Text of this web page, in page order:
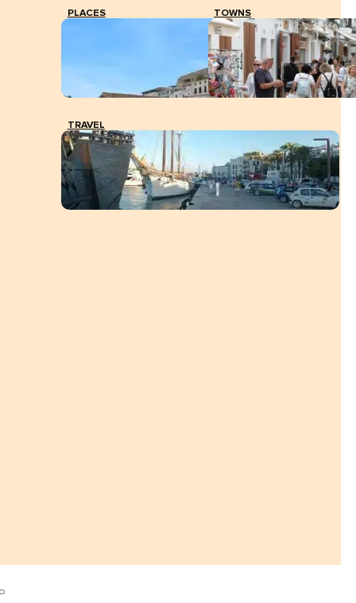
PLACES TOWNS
TRAVEL